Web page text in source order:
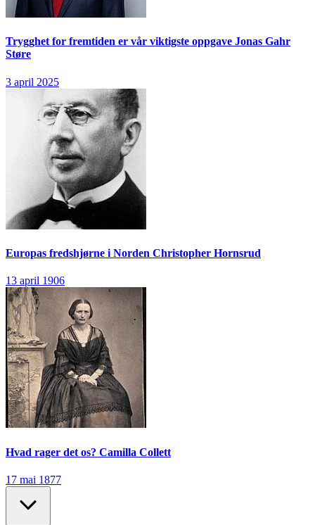
Trygghet for fremtiden er vår viktigste oppgave Jonas Gahr
Støre
3 april 2025
Europas fredshjørne i Norden Christopher Hornsrud
13 april 1906
Hvad rager det os? Camilla Collett
17 mai 1877